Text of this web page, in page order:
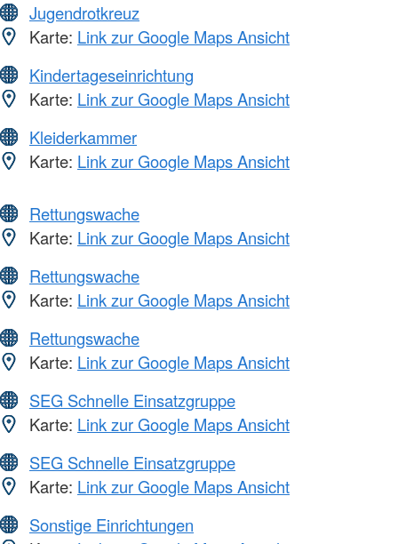
Jugendrotkreuz
Karte: Link zur Google Maps Ansicht
Kindertageseinrichtung
Karte: Link zur Google Maps Ansicht
Kleiderkammer
Karte: Link zur Google Maps Ansicht
Rettungswache
Karte: Link zur Google Maps Ansicht
Rettungswache
Karte: Link zur Google Maps Ansicht
Rettungswache
Karte: Link zur Google Maps Ansicht
SEG Schnelle Einsatzgruppe
Karte: Link zur Google Maps Ansicht
SEG Schnelle Einsatzgruppe
Karte: Link zur Google Maps Ansicht
Sonstige Einrichtungen